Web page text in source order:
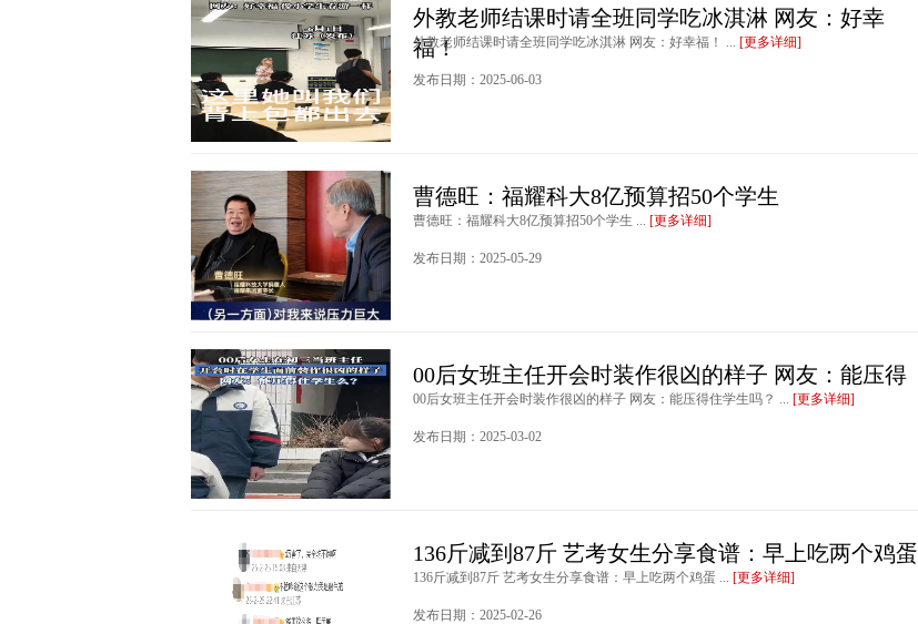
外教老师结课时请全班同学吃冰淇淋 网友：好幸
福！
外教老师结课时请全班同学吃冰淇淋 网友：好幸福！ ... [更多详细]
发布日期：2025-06-03
曹德旺：福耀科大8亿预算招50个学生
曹德旺：福耀科大8亿预算招50个学生 ... [更多详细]
发布日期：2025-05-29
00后女班主任开会时装作很凶的样子 网友：能压得
00后女班主任开会时装作很凶的样子 网友：能压得住学生吗？ ... [更多详细]
发布日期：2025-03-02
136斤减到87斤 艺考女生分享食谱：早上吃两个鸡蛋
136斤减到87斤 艺考女生分享食谱：早上吃两个鸡蛋 ... [更多详细]
发布日期：2025-02-26